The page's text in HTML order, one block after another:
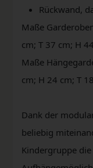
Rückwand,
Maße
cm; T 37 cm; H
Maße
cm; H 24 cm; T
Dank der
beliebig
Kindergruppe